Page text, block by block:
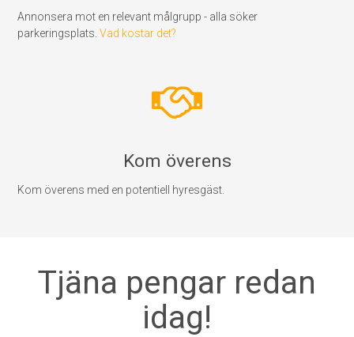
Annonsera mot en relevant målgrupp - alla söker
parkeringsplats.Vad kostar det?
Kom överens
Kom överens med en potentiell hyresgäst.
Tjäna pengar redan
idag!